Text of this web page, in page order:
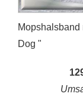
Dog "